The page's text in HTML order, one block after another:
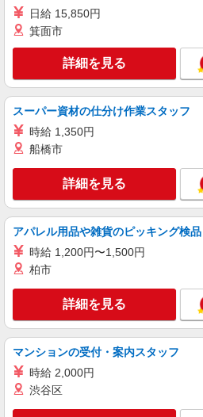
日給 15,850円
箕面市
詳細を見る
スーパー資材の仕分け作業スタッフ
時給 1,350円
船橋市
詳細を見る
アパレル用品や雑貨のピッキング検品
時給 1,200円〜1,500円
柏市
詳細を見る
マンションの受付・案内スタッフ
時給 2,000円
渋谷区